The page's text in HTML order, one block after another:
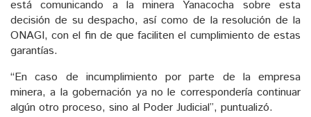
está comunicando a la minera Yanacocha sobre esta
decisión de su despacho, así como de la resolución de la
ONAGI, con el fin de que faciliten el cumplimiento de estas
garantías.
“En caso de incumplimiento por parte de la empresa
minera, a la gobernación ya no le correspondería continuar
algún otro proceso, sino al Poder Judicial”, puntualizó.